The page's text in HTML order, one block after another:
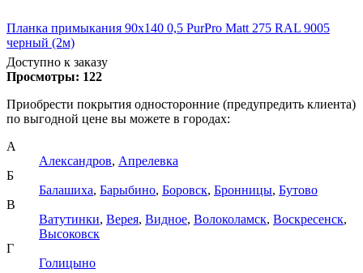
Планка примыкания 90х140 0,5 PurPro Matt 275 RAL 9005
черный (2м)
Доступно к заказу
Просмотры: 122
Приобрести покрытия односторонние (предупредить клиента)
по выгодной цене вы можете в городах:
А
Александров, Апрелевка
Б
Балашиха, Барыбино, Боровск, Бронницы, Бутово
В
Ватутинки, Верея, Видное, Волоколамск, Воскресенск,
Высоковск
Г
Голицыно